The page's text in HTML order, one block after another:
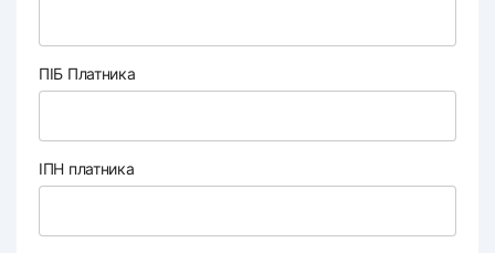
ПІБ Платника
ІПН платника